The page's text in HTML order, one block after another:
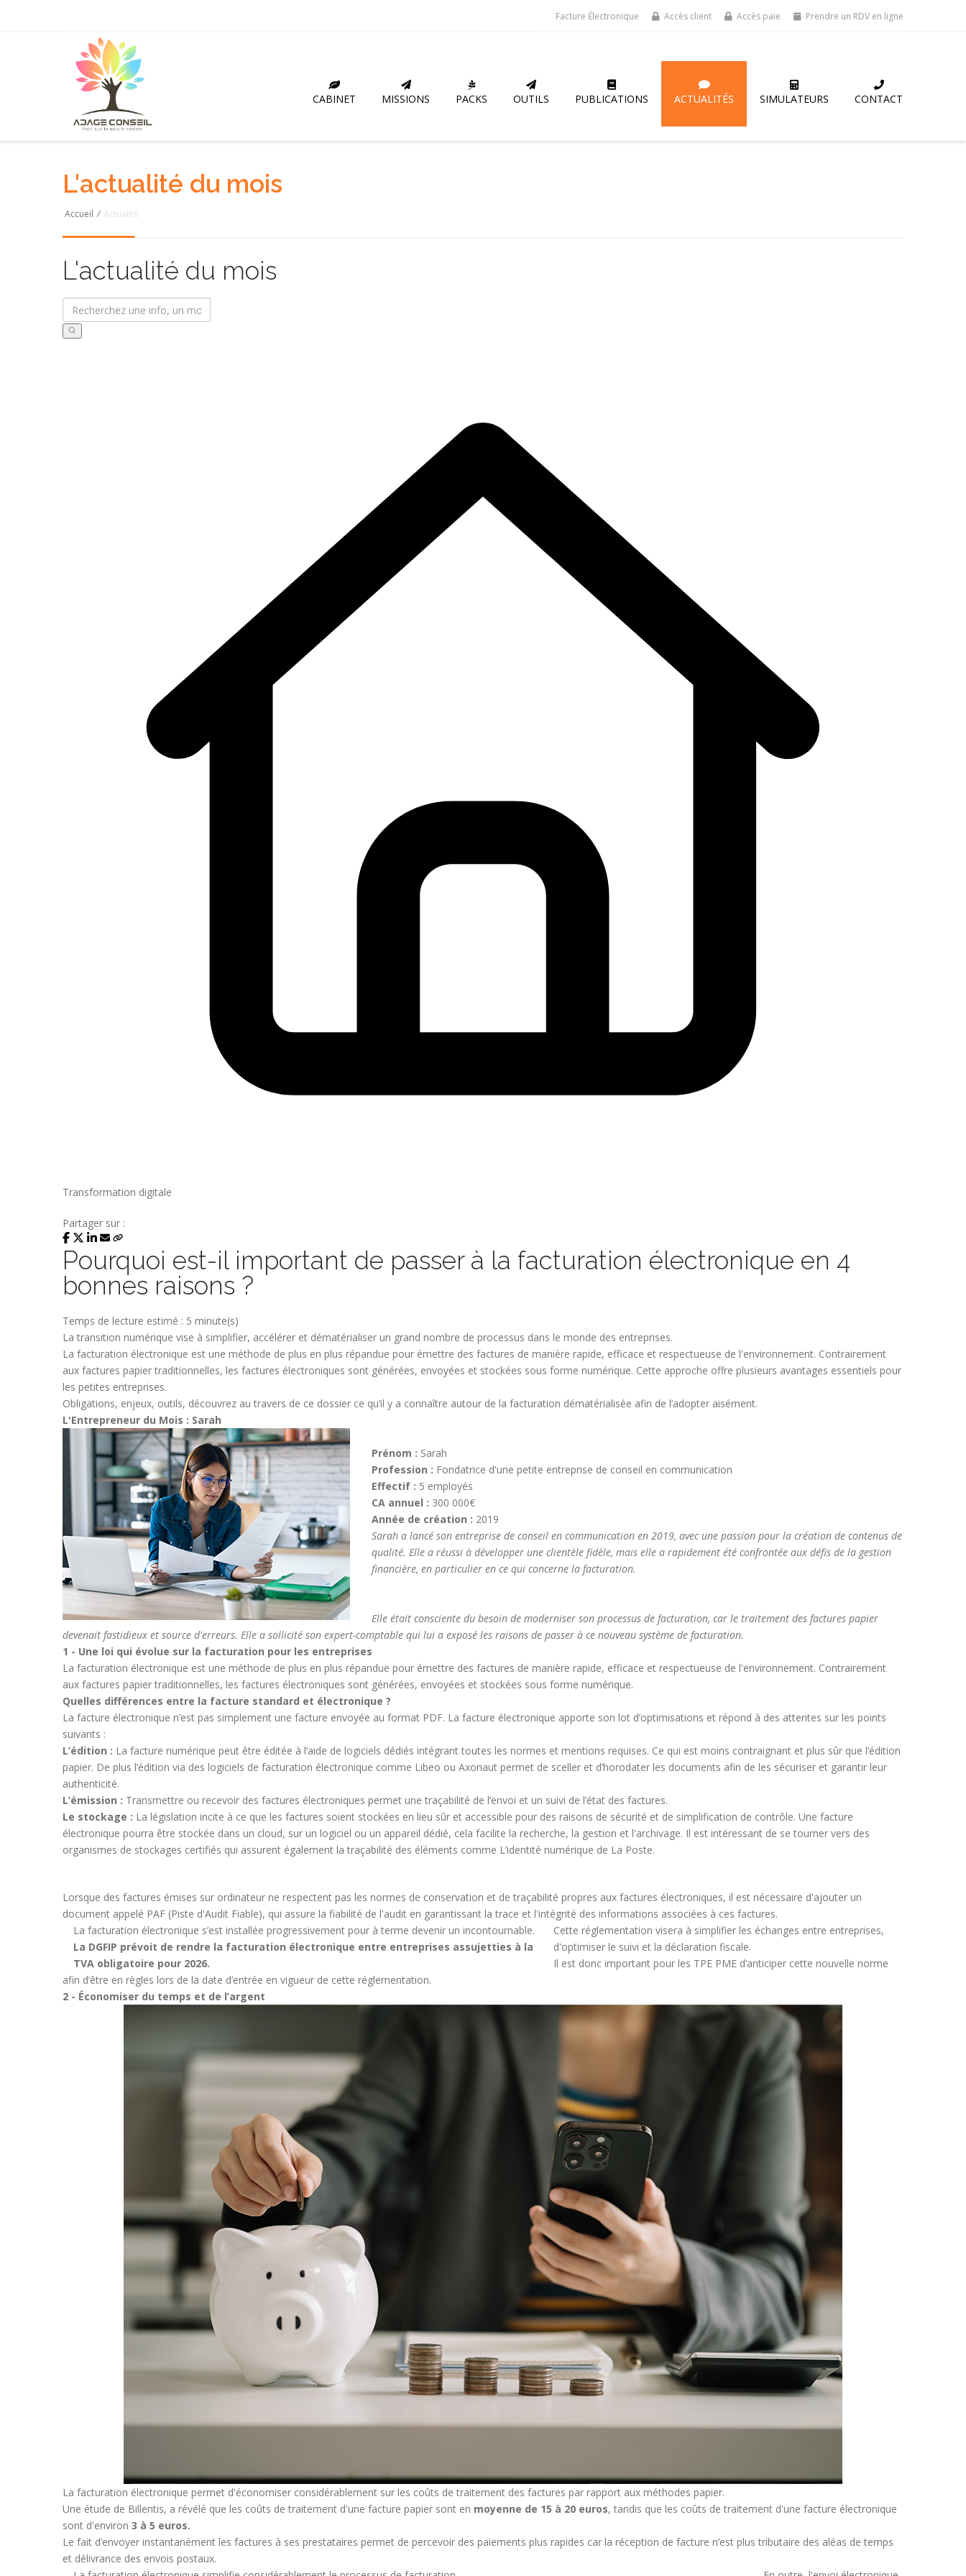
Facture Électronique Accès client Accès paie Prendre un RDV en ligne
CABINET MISSIONS PACKS OUTILS PUBLICATIONS ACTUALITÉS SIMULATEURS CONTACT
L'actualité du mois
Accueil / Actualité
L'actualité du mois
Transformation digitale
Partager sur :
Pourquoi est-il important de passer à la facturation électronique en 4
bonnes raisons ?
Temps de lecture estimé : 5 minute(s)
La transition numérique vise à simplifier, accélérer et dématérialiser un grand nombre de processus dans le monde des entreprises.
La facturation électronique est une méthode de plus en plus répandue pour émettre des factures de manière rapide, efficace et respectueuse de l'environnement. Contrairement
aux factures papier traditionnelles, les factures électroniques sont générées, envoyées et stockées sous forme numérique. Cette approche offre plusieurs avantages essentiels pour
les petites entreprises.
Obligations, enjeux, outils, découvrez au travers de ce dossier ce qu’il y a connaître autour de la facturation dématérialisée afin de l’adopter aisément.
L'Entrepreneur du Mois : Sarah
Prénom : Sarah
Profession : Fondatrice d'une petite entreprise de conseil en communication
Effectif : 5 employés
CA annuel : 300 000€
Année de création : 2019
Sarah a lancé son entreprise de conseil en communication en 2019, avec une passion pour la création de contenus de
qualité. Elle a réussi à développer une clientèle fidèle, mais elle a rapidement été confrontée aux défis de la gestion
financière, en particulier en ce qui concerne la facturation.
Elle était consciente du besoin de moderniser son processus de facturation, car le traitement des factures papier
devenait fastidieux et source d'erreurs. Elle a sollicité son expert-comptable qui lui a exposé les raisons de passer à ce nouveau système de facturation.
1 - Une loi qui évolue sur la facturation pour les entreprises
La facturation électronique est une méthode de plus en plus répandue pour émettre des factures de manière rapide, efficace et respectueuse de l'environnement. Contrairement
aux factures papier traditionnelles, les factures électroniques sont générées, envoyées et stockées sous forme numérique.
Quelles différences entre la facture standard et électronique ?
La facture électronique n’est pas simplement une facture envoyée au format PDF. La facture électronique apporte son lot d’optimisations et répond à des attentes sur les points
suivants :
L’édition : La facture numérique peut être éditée à l’aide de logiciels dédiés intégrant toutes les normes et mentions requises. Ce qui est moins contraignant et plus sûr que l’édition
papier. De plus l’édition via des logiciels de facturation électronique comme Libeo ou Axonaut permet de sceller et d’horodater les documents afin de les sécuriser et garantir leur
authenticité.
L’émission : Transmettre ou recevoir des factures électroniques permet une traçabilité de l’envoi et un suivi de l’état des factures.
Le stockage : La législation incite à ce que les factures soient stockées en lieu sûr et accessible pour des raisons de sécurité et de simplification de contrôle. Une facture
électronique pourra être stockée dans un cloud, sur un logiciel ou un appareil dédié, cela facilite la recherche, la gestion et l'archivage. Il est intéressant de se tourner vers des
organismes de stockages certifiés qui assurent également la traçabilité des éléments comme L’identité numérique de La Poste.
Lorsque des factures émises sur ordinateur ne respectent pas les normes de conservation et de traçabilité propres aux factures électroniques, il est nécessaire d'ajouter un
document appelé PAF (Piste d'Audit Fiable), qui assure la fiabilité de l'audit en garantissant la trace et l'intégrité des informations associées à ces factures.
La facturation électronique s’est installée progressivement pour à terme devenir un incontournable.
La DGFIP prévoit de rendre la facturation électronique entre entreprises assujetties à la
TVA obligatoire pour 2026.
Cette réglementation visera à simplifier les échanges entre entreprises,
d'optimiser le suivi et la déclaration fiscale.
Il est donc important pour les TPE PME d’anticiper cette nouvelle norme
afin d’être en règles lors de la date d’entrée en vigueur de cette réglementation.
2 - Économiser du temps et de l’argent
La facturation électronique permet d'économiser considérablement sur les coûts de traitement des factures par rapport aux méthodes papier.
Une étude de Billentis, a révélé que les coûts de traitement d'une facture papier sont en moyenne de 15 à 20 euros, tandis que les coûts de traitement d'une facture électronique
sont d'environ 3 à 5 euros.
Le fait d’envoyer instantanément les factures à ses prestataires permet de percevoir des paiements plus rapides car la réception de facture n’est plus tributaire des aléas de temps
et délivrance des envois postaux.